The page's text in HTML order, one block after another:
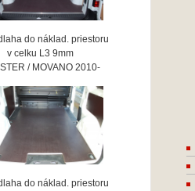
do náklad. priestoru
L3 9mm
/ MOVANO 2010-
do náklad. priestoru